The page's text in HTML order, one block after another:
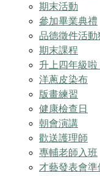
期末活動
參加畢業典禮
品德徵件活動
期末課程
升上四年級
洋蔥皮染布
版畫練習
健康檢查日
朝會演講
歡送護理師
專輔老師入班
才藝發表會準